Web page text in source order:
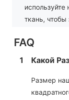
ткань,
FAQ
1 Какой
Размер